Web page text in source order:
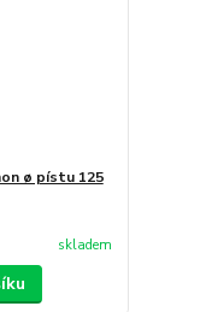
ø pístu 125
skladem